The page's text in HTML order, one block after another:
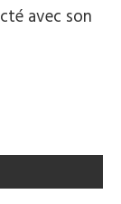
avec son